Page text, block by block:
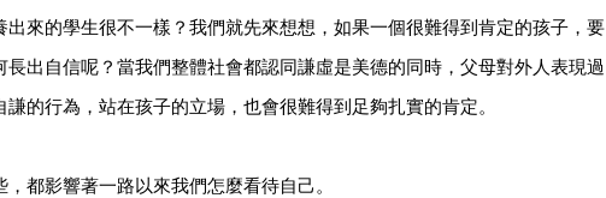
出來的學生很不一樣？我們就先來想想，如果一個很難得到肯定的孩子，要
長出自信呢？當我們整體社會都認同謙虛是美德的同時，父母對外人表現過
謙的行為，站在孩子的立場，也會很難得到足夠扎實的肯定。
，都影響著一路以來我們怎麼看待自己。